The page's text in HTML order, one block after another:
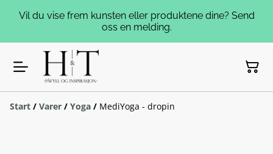
Vil du vise frem kunsten eller produktene dine? Send
oss en melding.
Start / Varer / Yoga / MediYoga - dropin